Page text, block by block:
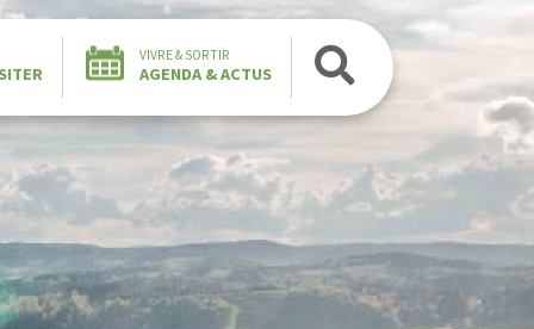
VIVRE & SORTIR
AGENDA & ACTUS